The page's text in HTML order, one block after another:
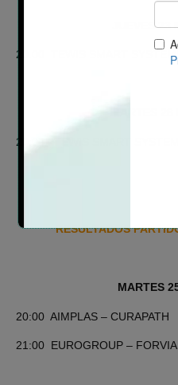
JUEVES 23
20:00 TEWIS SMART
20:00 TEWIS SMART
RESULTADOS
MARTES
20:00 AIMPLAS – CURAPATH
21:00 EUROGROUP –